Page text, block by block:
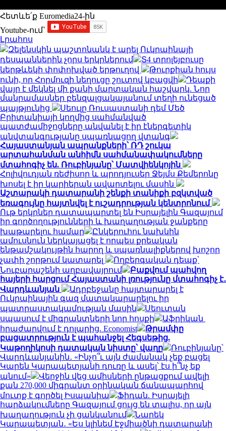
Հետևե՛ք Euromedia24-ին
Youtube-ում`
Լրահոս
Զելենսկին պաշտոնանկ է արել Ուկրաինայի
դեսպաններին չորս երկրներում
Տ4 տրոլեյբուսը
կերթևեկի փոփոխված երթուղով
Թուրքիան հույս
ունի, որ Հորմուզի նեղուցը շուտով կբացվի
Դեպքի
վայր է մեկնել մի քանի մարտական հաշվարկ. Նոր
մանրամասներ բենզալցակայանում տեղի ունեցած
պայթյունից
Սեուլը Ռուսաստանի դեմ Մեծ
Բրիտանիայի կողմից սահմանված
պատժամիջոցները անվանել է իր էներգետիկ
անվտանգությանը սպառնացող վտանգ
Հայաստանյան ապրանքների՝ ՌԴ շուկա
արտահանման անհիմն սահմանափակումները
մտահոգիչ են. Ռուբինյանը՝ Մատվիենկոյին
Հոլիվուդյան ռեժիսոր և պրոդյուսեր Ջեյմս Քեմերոնը
խոսել է իր կարիերան ավարտելու մասին
Աշտարակի դատարանի շենքի տանիքի բզկտված
եռագույնը հայտնվել է ուշադրության կենտրոնում
Ութ երկրներ դատապարտել են Իսրայելին Գազայում
իր գործողությունների և խաղաղության ջանքերը
խաթարելու համար
Ընկերուհու նախկին
ամուսնուն ներկայացել է որպես քրեական
ենթամշակույթին հարող և սպառնալիքներով խոշոր
չափի շորթում կատարել
Ողբերգական դեպք՝
Նուբարաշենի աղբավայրում
Բաքվում պահվող
հայերի հարցում Հայաստանի լռությունը մտահոգիչ է․
Վարդևանյան
Ադրբեջանը հայտարարել է
Ուկրաինային գազ մատակարարելու իր
պատրաստակամության մասին
Սեուտան
սպասում է միգրանտների նոր հոսքի
Աֆրիկան ​​
հրաժարվում է դոլարից. Economist
Թրամփը
բացատրություն է պահանջել Հեգսեթից.
Կաթողիկոսի դատական նիստը՝ վաղը
Ռուբինյանը՝
Վարդևանյանին․ «Ինչո՞ւ այն ժամանակ չեք բացել
Կարեն Կարապետյանի դուռը և ասել՝ էս ի՞նչ եք
անում»
Վերջին վեց ամիսների ընթացքում ավելի
քան 270,000 միգրանտ օրինական ճանապարհով
մուտք է գործել Իսպանիա
Ֆիդան. Իսրայելի
հարձակումները Գազայում ցույց են տալիս, որ այն
խաղաղություն չի ցանկանում
Նարեկ
Կարապետյան․ «Ես կլինեմ Էջմիածնի դատարանի